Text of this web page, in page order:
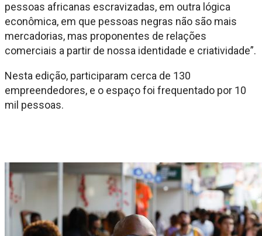
pessoas africanas escravizadas, em outra lógica
econômica, em que pessoas negras não são mais
mercadorias, mas proponentes de relações
comerciais a partir de nossa identidade e criatividade”.
Nesta edição, participaram cerca de 130
empreendedores, e o espaço foi frequentado por 10
mil pessoas.